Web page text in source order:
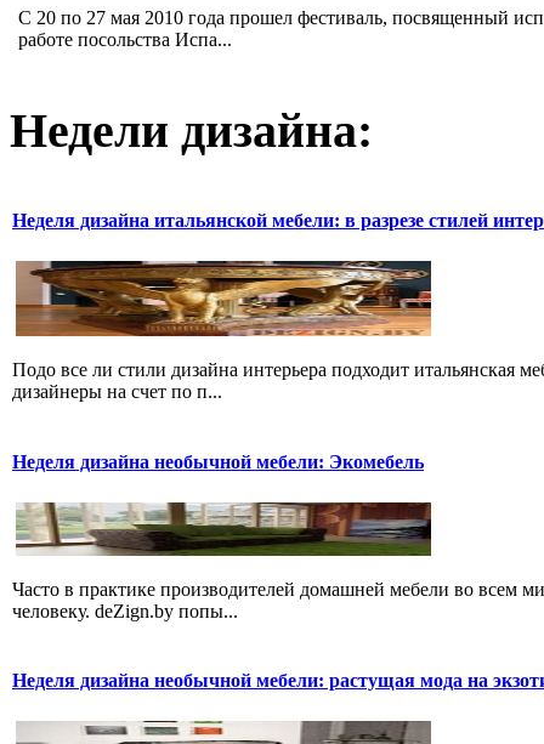
С 20 по 27 мая 2010 года прошел фестиваль, посвященный
работе посольства Испа...
Недели дизайна:
Неделя дизайна итальянской мебели: в разрезе стилей
Подо все ли стили дизайна интерьера подходит итальянская
дизайнеры на счет по п...
Неделя дизайна необычной мебели: Экомебель
Часто в практике производителей домашней мебели во
человеку. deZign.by попы...
Неделя дизайна необычной мебели: растущая мода на